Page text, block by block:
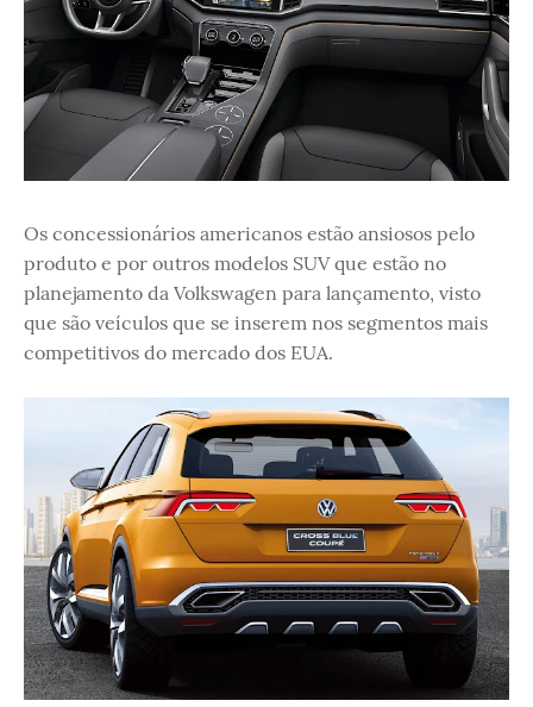
Os concessionários americanos estão ansiosos pelo
produto e por outros modelos SUV que estão no
planejamento da Volkswagen para lançamento, visto
que são veículos que se inserem nos segmentos mais
competitivos do mercado dos EUA.